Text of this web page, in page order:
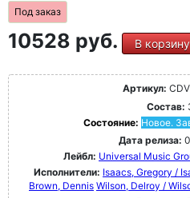
Под заказ
10528 руб. В корзину
Артикул:
Состав:
Состояние: Новое.
Дата релиза:
Лейбл: Universal Music
Исполнители: Isaacs, Gregory /
Brown, Dennis Wilson, Delroy /